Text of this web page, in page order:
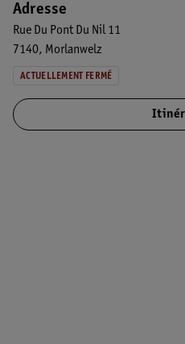
Adresse
Rue Du Pont Du Nil 11
7140 Morlanwelz
ACTUELLEMENT FERMÉ